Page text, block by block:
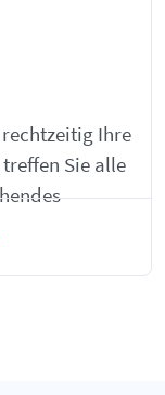
Ihre
Sie alle